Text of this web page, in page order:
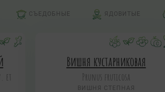
СЪЕДОБНЫЕ ЯДОВИТЫЕ
et
Вишня кустарниковая
Prunus fruticosa
ВИШНЯ СТЕПНАЯ